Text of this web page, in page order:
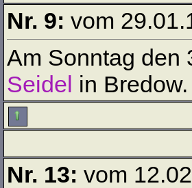
Nr. 9: vom
Am Sonntag den
Seidel in Bredow.
Nr. 13: vom